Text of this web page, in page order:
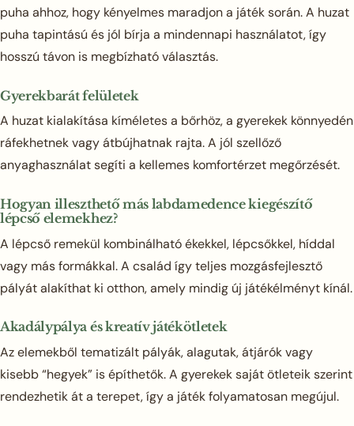
puha ahhoz, hogy kényelmes maradjon a játék során. A huzat
puha tapintású és jól bírja a mindennapi használatot, így
hosszú távon is megbízható választás.
Gyerekbarát felületek
A huzat kialakítása kíméletes a bőrhöz, a gyerekek könnyedén
ráfekhetnek vagy átbújhatnak rajta. A jól szellőző
anyaghasználat segíti a kellemes komfortérzet megőrzését.
Hogyan illeszthető más labdamedence kiegészítő
lépcső elemekhez?
A lépcső remekül kombinálható ékekkel, lépcsőkkel, híddal
vagy más formákkal. A család így teljes mozgásfejlesztő
pályát alakíthat ki otthon, amely mindig új játékélményt kínál.
Akadálypálya és kreatív játékötletek
Az elemekből tematizált pályák, alagutak, átjárók vagy
kisebb “hegyek” is építhetők. A gyerekek saját ötleteik szerint
rendezhetik át a terepet, így a játék folyamatosan megújul.